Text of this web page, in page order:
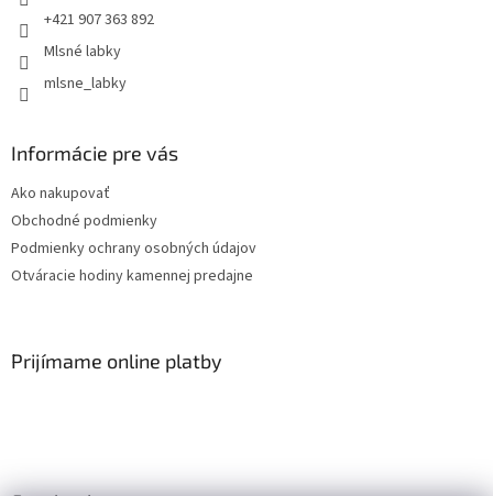
+421 907 363 892
Mlsné labky
mlsne_labky
Informácie pre vás
Ako nakupovať
Obchodné podmienky
Podmienky ochrany osobných údajov
Otváracie hodiny kamennej predajne
Prijímame online platby